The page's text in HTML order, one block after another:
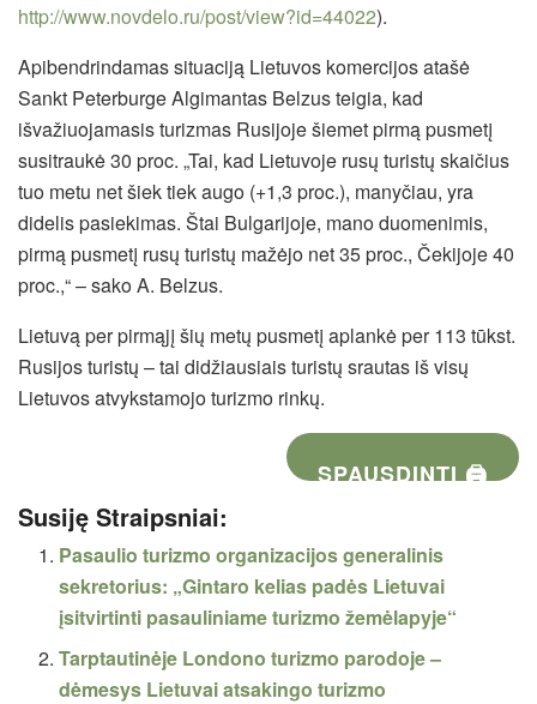
http://www.novdelo.ru/post/view?id=44022).
Apibendrindamas situaciją Lietuvos komercijos atašė
Sankt Peterburge Algimantas Belzus teigia, kad
išvažiuojamasis turizmas Rusijoje šiemet pirmą pusmetį
susitraukė 30 proc. „Tai, kad Lietuvoje rusų turistų skaičius
tuo metu net šiek tiek augo (+1,3 proc.), manyčiau, yra
didelis pasiekimas. Štai Bulgarijoje, mano duomenimis,
pirmą pusmetį rusų turistų mažėjo net 35 proc., Čekijoje 40
proc.,“ – sako A. Belzus.
Lietuvą per pirmąjį šių metų pusmetį aplankė per 113 tūkst.
Rusijos turistų – tai didžiausiais turistų srautas iš visų
Lietuvos atvykstamojo turizmo rinkų.
SPAUSDINTI 🖨
Susiję Straipsniai:
Pasaulio turizmo organizacijos generalinis
sekretorius: „Gintaro kelias padės Lietuvai
įsitvirtinti pasauliniame turizmo žemėlapyje“
Tarptautinėje Londono turizmo parodoje –
dėmesys Lietuvai atsakingo turizmo